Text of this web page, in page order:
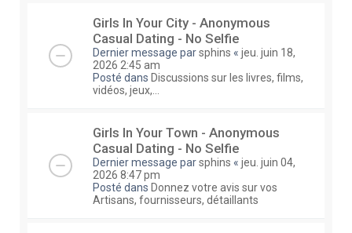
Girls In Your City - Anonymous
Casual Dating - No Selfie
Dernier message parsphins « jeu. juin 18,
2026 2:45 am
Posté dans Discussions sur les livres, films,
vidéos, jeux,...
Girls In Your Town - Anonymous
Casual Dating - No Selfie
Dernier message parsphins « jeu. juin 04,
2026 8:47 pm
Posté dans Donnez votre avis sur vos
Artisans, fournisseurs, détaillants